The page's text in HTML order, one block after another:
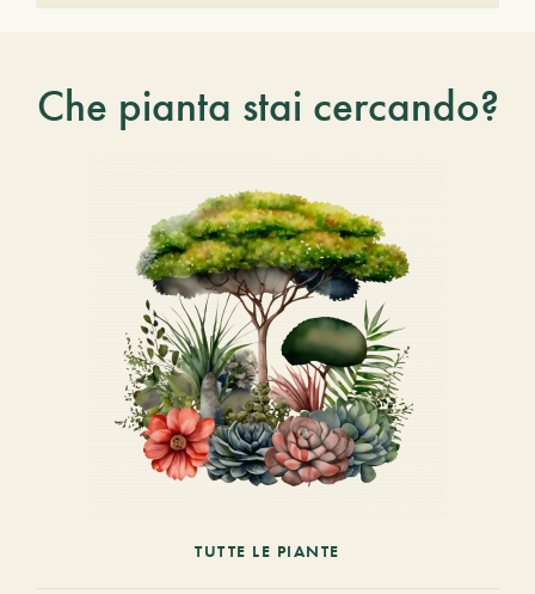
Che pianta stai cercando?
TUTTE LE PIANTE